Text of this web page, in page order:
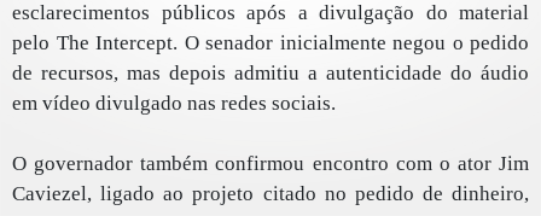
esclarecimentos públicos após a divulgação do material
pelo The Intercept. O senador inicialmente negou o pedido
de recursos, mas depois admitiu a autenticidade do áudio
em vídeo divulgado nas redes sociais.
O governador também confirmou encontro com o ator Jim
Caviezel, ligado ao projeto citado no pedido de dinheiro,